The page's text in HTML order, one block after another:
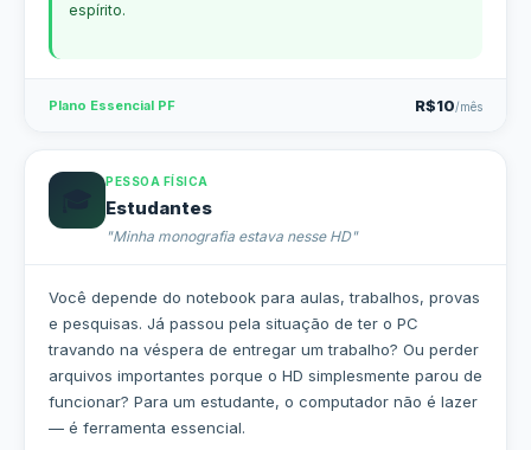
espírito.
Plano Essencial PF R$10/mês
PESSOA FÍSICA
Estudantes
"Minha monografia estava nesse HD"
Você depende do notebook para aulas, trabalhos, provas
e pesquisas. Já passou pela situação de ter o PC
travando na véspera de entregar um trabalho? Ou perder
arquivos importantes porque o HD simplesmente parou de
funcionar? Para um estudante, o computador não é lazer
— é ferramenta essencial.